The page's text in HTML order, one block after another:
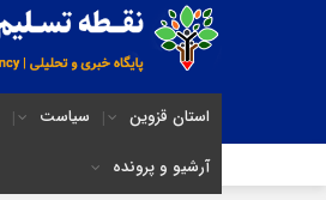
استان قزوین سیاست
آرشیو و پرونده